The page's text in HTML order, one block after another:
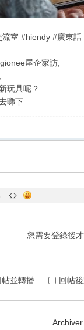
室 #hiendy #廣東
屋企家訪,
玩具呢？
睇下.
您需要登錄後
帖並轉播 回帖
Archiver